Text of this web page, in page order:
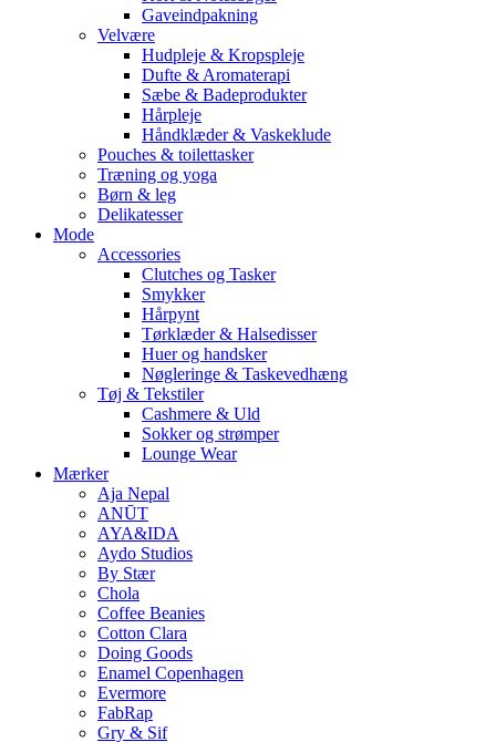
Gaveindpakning
Velvære
Hudpleje & Kropspleje
Dufte & Aromaterapi
Sæbe & Badeprodukter
Hårpleje
Håndklæder & Vaskeklude
Pouches & toilettasker
Træning og yoga
Børn & leg
Delikatesser
Mode
Accessories
Clutches og Tasker
Smykker
Hårpynt
Tørklæder & Halsedisser
Huer og handsker
Nøgleringe & Taskevedhæng
Tøj & Tekstiler
Cashmere & Uld
Sokker og strømper
Lounge Wear
Mærker
Aja Nepal
ANŪT
AYA&IDA
Aydo Studios
By Stær
Chola
Coffee Beanies
Cotton Clara
Doing Goods
Enamel Copenhagen
Evermore
FabRap
Gry & Sif